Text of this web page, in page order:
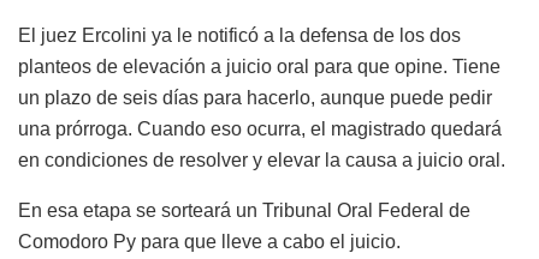
El juez Ercolini ya le notificó a la defensa de los dos
planteos de elevación a juicio oral para que opine. Tiene
un plazo de seis días para hacerlo, aunque puede pedir
una prórroga. Cuando eso ocurra, el magistrado quedará
en condiciones de resolver y elevar la causa a juicio oral.
En esa etapa se sorteará un Tribunal Oral Federal de
Comodoro Py para que lleve a cabo el juicio.